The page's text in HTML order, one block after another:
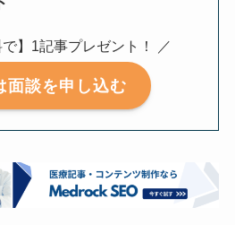
】1記事プレゼント！ ／
面談を申し込む